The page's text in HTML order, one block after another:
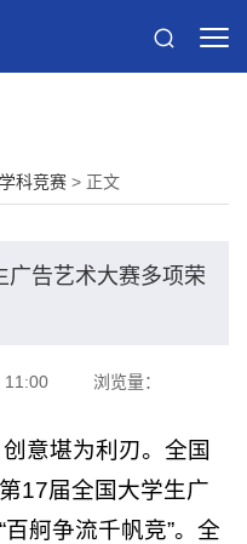
学科竞赛 > 正文
广告艺术大赛多项荣
浏览量：159
意堪为利刃。全国
17届全国大学生广
舸争流千帆竞”。全